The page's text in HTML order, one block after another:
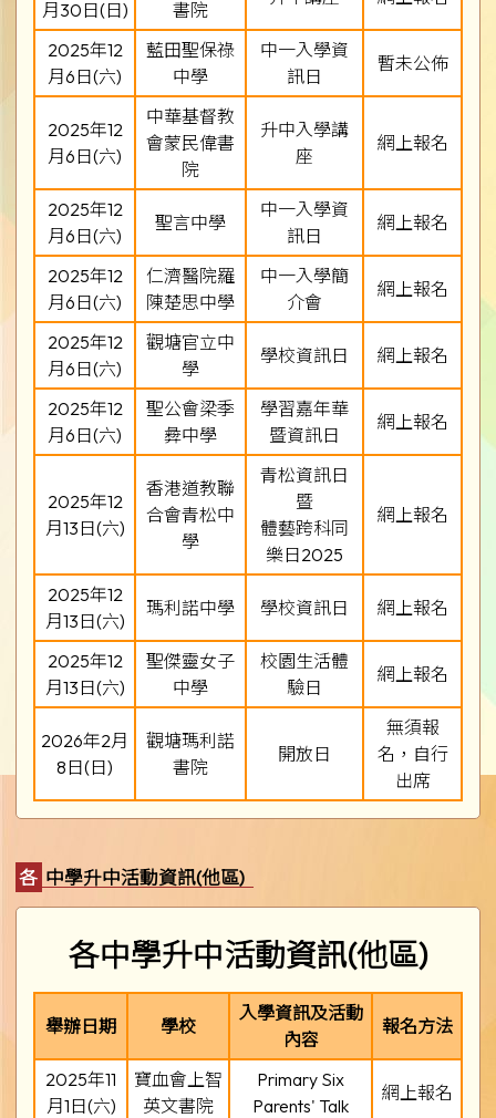
月30日(日) 書院
2025年12
月6日(六)
藍田聖保祿
中學
中一入學資
訊日
暫未公佈
2025年12
月6日(六)
中華基督教
會蒙民偉書
院
升中入學講
座
網上報名
2025年12
月6日(六)
聖言中學
中一入學資
訊日
網上報名
2025年12
月6日(六)
仁濟醫院羅
陳楚思中學
中一入學簡
介會
網上報名
2025年12
月6日(六)
觀塘官立中
學
學校資訊日 網上報名
2025年12
月6日(六)
聖公會梁季
彜中學
學習嘉年華
暨資訊日
網上報名
2025年12
月13日(六)
香港道教聯
合會青松中
學
青松資訊日
暨
體藝跨科同
樂日2025
網上報名
2025年12
月13日(六)
瑪利諾中學 學校資訊日 網上報名
2025年12
月13日(六)
聖傑靈女子
中學
校園生活體
驗日
網上報名
2026年2月
8日(日)
觀塘瑪利諾
書院
開放日
無須報
名，自行
出席
各中學升中活動資訊(他區)
各中學升中活動資訊(他區)
舉辦日期 學校
入學資訊及活動
內容
報名方法
2025年11
月1日(六)
寶血會上智
英文書院
Primary Six
Parents' Talk
網上報名